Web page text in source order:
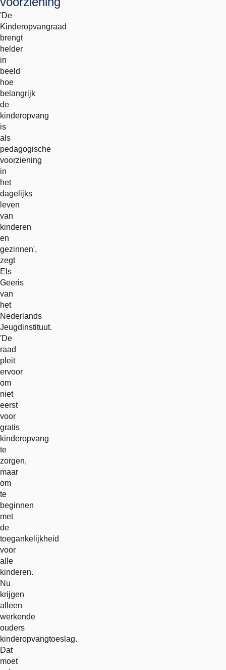
'De
Kinderopvangraad
brengt
helder
in
beeld
hoe
belangrijk
de
kinderopvang
is
als
pedagogische
voorziening
in
het
dagelijks
leven
van
kinderen
en
gezinnen',
zegt
Els
Geeris
van
het
Nederlands
Jeugdinstituut.
'De
raad
pleit
ervoor
om
niet
eerst
voor
gratis
kinderopvang
te
zorgen,
maar
om
te
beginnen
met
de
toegankelijkheid
voor
alle
kinderen.
Nu
krijgen
alleen
werkende
ouders
kinderopvangtoeslag.
Dat
moet